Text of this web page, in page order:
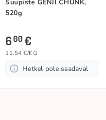
Suupiste GENJI CHUNK,
520g
600€
11.54 €/KG
Hetkel pole saadaval